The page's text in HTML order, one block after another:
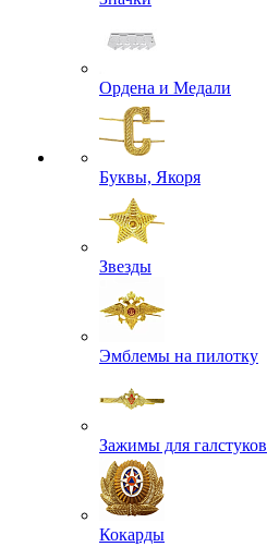
Ордена и Медали
Буквы, Якоря
Звезды
Эмблемы на пилотку
Зажимы для галстуков
Кокарды